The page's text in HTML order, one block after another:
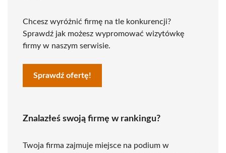
Chcesz wyróżnić firmę na tle konkurencji?
Sprawdź jak możesz wypromować wizytówkę
firmy w naszym serwisie.
Sprawdź ofertę!
Znalazłeś swoją firmę w rankingu?
Twoja firma zajmuje miejsce na podium w